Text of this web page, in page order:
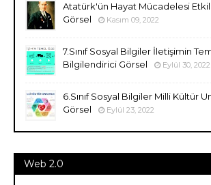
Atatürk'ün Hayat Mücadelesi
Görsel
Kasım 09, 2022
7.Sınıf Sosyal Bilgiler İletişimin
Bilgilendirici Görsel
Eylül 30, 2022
6.Sınıf Sosyal Bilgiler Milli Kültür
Görsel
Eylül 23, 2022
Web 2.0